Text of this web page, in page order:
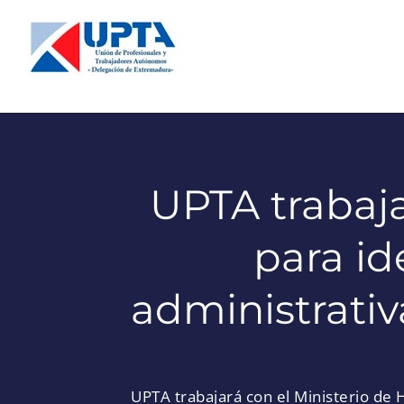
contenido
UPTA
para
UPTA trabajará con el Ministerio